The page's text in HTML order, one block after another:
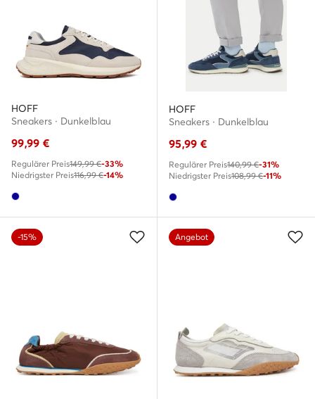
HOFF
Sneakers · Dunkelblau
99,99 €
Regulärer Preis149,99 €-33%
Niedrigster Preis116,99 €-14%
HOFF
Sneakers · Dunkelblau
95,99 €
Regulärer Preis140,99 €-31%
Niedrigster Preis108,99 €-11%
-15% Angebot